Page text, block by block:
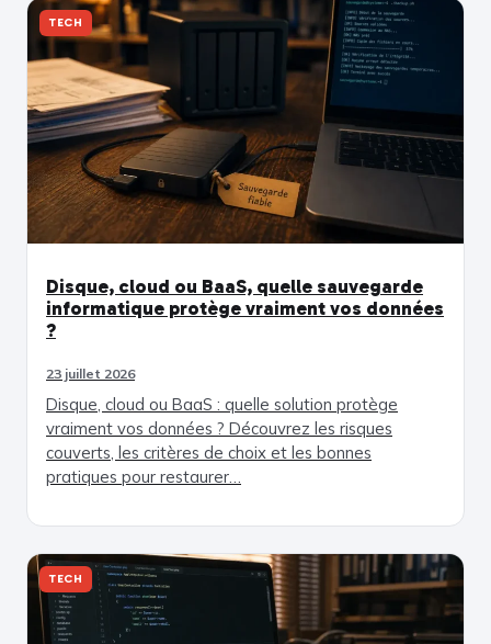
TECH
Disque, cloud ou BaaS, quelle sauvegarde
informatique protège vraiment vos données
?
23 juillet 2026
Disque, cloud ou BaaS : quelle solution protège
vraiment vos données ? Découvrez les risques
couverts, les critères de choix et les bonnes
pratiques pour restaurer…
TECH